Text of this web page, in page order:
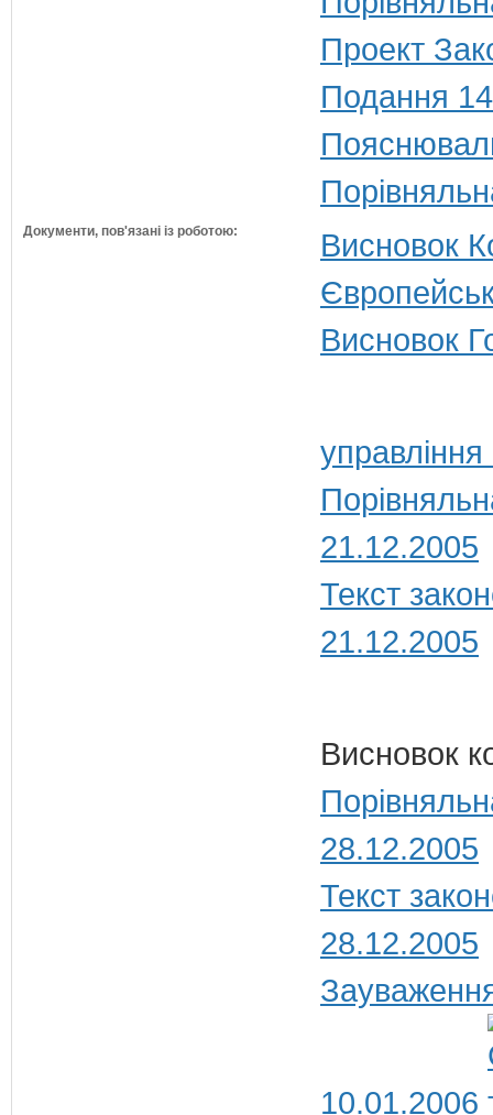
Проект
Подання
Документи, пов'язані із роботою:
Висновок
Висновок
21.12.2005
Текст
21.12.2005
Висновок
28.12.2005
Текст
28.12.2005
10.01.2006